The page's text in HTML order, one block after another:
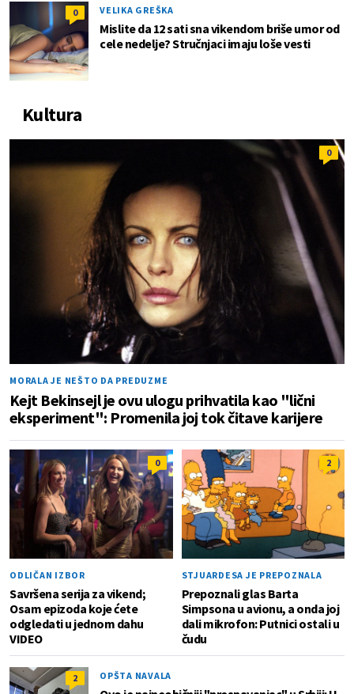
0 VELIKA GREŠKA
Mislite da 12 sati sna vikendom briše umor od
cele nedelje? Stručnjaci imaju loše vesti
Kultura
0
MORALA JE NEŠTO DA PREDUZME
Kejt Bekinsejl je ovu ulogu prihvatila kao "lični
eksperiment": Promenila joj tok čitave karijere
0
ODLIČAN IZBOR
Savršena serija za vikend;
Osam epizoda koje ćete
odgledati u jednom dahu
VIDEO
2
STJUARDESA JE PREPOZNALA
Prepoznali glas Barta
Simpsona u avionu, a onda joj
dali mikrofon: Putnici ostali u
čudu
2 OPŠTA NAVALA